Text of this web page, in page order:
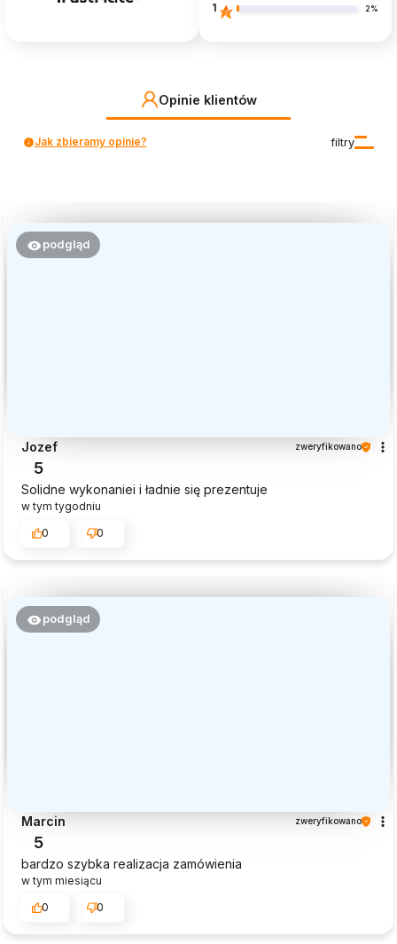
1 2%
Opinie klientów
filtry
Jak zbieramy opinie?
podgląd
Jozef zweryfikowano
5
Solidne wykonaniei i ładnie się prezentuje
w tym tygodniu
0
0
podgląd
Marcin zweryfikowano
5
bardzo szybka realizacja zamówienia
w tym miesiącu
0
0